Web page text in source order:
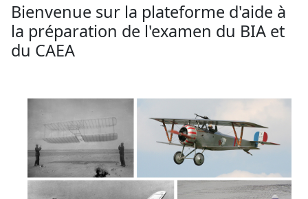
Bienvenue sur la plateforme d'aide à
la préparation de l'examen du BIA et
du CAEA